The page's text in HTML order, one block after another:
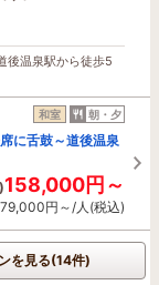
後温泉駅から徒歩5
和室 朝・夕
に舌鼓～道後温泉
158,000円～
79,000円～/人(税込)
を見る(14件)